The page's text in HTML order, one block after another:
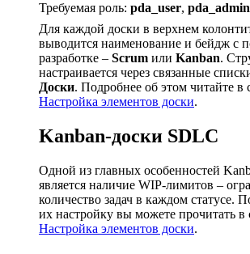
Требуемая роль: pda_user, pda_admin
Для каждой доски в верхнем
выводится наименование и бейдж с
разработке – Scrum или Kanban.
настраивается через связанные
Доски. Подробнее об этом читайте в
Настройка элементов доски.
Kanban-доски SDLC
Одной из главных особенностей
является наличие WIP-лимитов –
количество задач в каждом статусе.
их настройку вы можете прочитать в
Настройка элементов доски.